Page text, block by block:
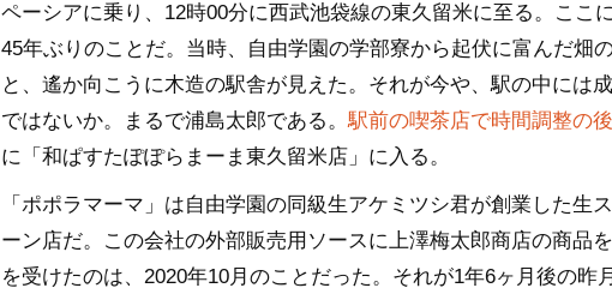
ペーシアに乗り、12時00分に西武池袋線の東久留米に至る。ここ
45年ぶりのことだ。当時、自由学園の学部寮から起伏に富んだ畑
と、遙か向こうに木造の駅舎が見えた。それが今や、駅の中には
ではないか。まるで浦島太郎である。駅前の喫茶店で時間調整の後
に「和ぱすたぽぽらまーま東久留米店」に入る。
「ポポラマーマ」は自由学園の同級生アケミツシ君が創業した生
ーン店だ。この会社の外部販売用ソースに上澤梅太郎商店の商品
を受けたのは、2020年10月のことだった。それが1年6ヶ月後の昨